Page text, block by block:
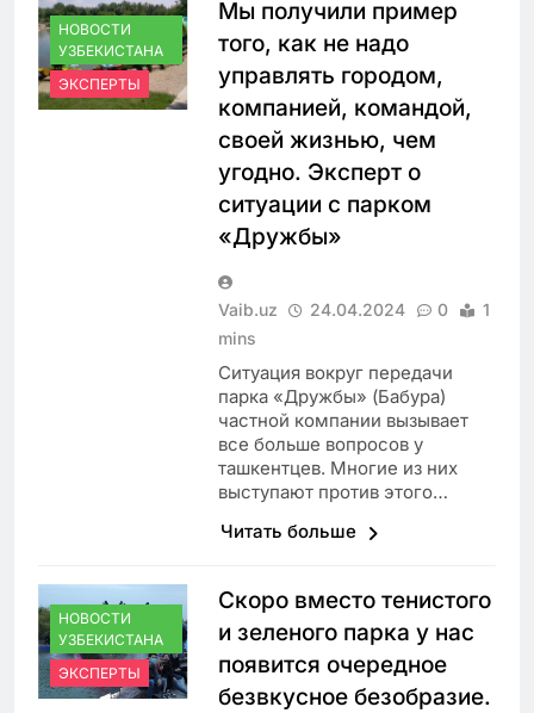
НОВОСТИ
УЗБЕКИСТАНА
ЭКСПЕРТЫ
Мы получили пример
того, как не надо
управлять городом,
компанией, командой,
своей жизнью, чем
угодно. Эксперт о
ситуации с парком
«Дружбы»
Vaib.uz 24.04.2024 0
1
mins
Ситуация вокруг передачи
парка «Дружбы» (Бабура)
частной компании вызывает
все больше вопросов у
ташкентцев. Многие из них
выступают против этого…
Читать больше
НОВОСТИ
УЗБЕКИСТАНА
ЭКСПЕРТЫ
Скоро вместо тенистого
и зеленого парка у нас
появится очередное
безвкусное безобразие.